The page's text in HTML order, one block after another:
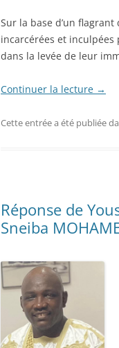
Sur la base d’un
incarcérées et inculpées
dans la levée de leur
Continuer la lecture →
Cette entrée a été publiée
Réponse de
Sneiba